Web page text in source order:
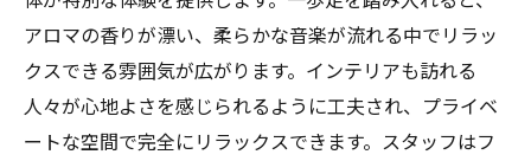
アロマの香りが漂い、柔らかな音楽が流れる中でリラッ
クスできる雰囲気が広がります。インテリアも訪れる
人々が心地よさを感じられるように工夫され、プライベ
ートな空間で完全にリラックスできます。スタッフはフ